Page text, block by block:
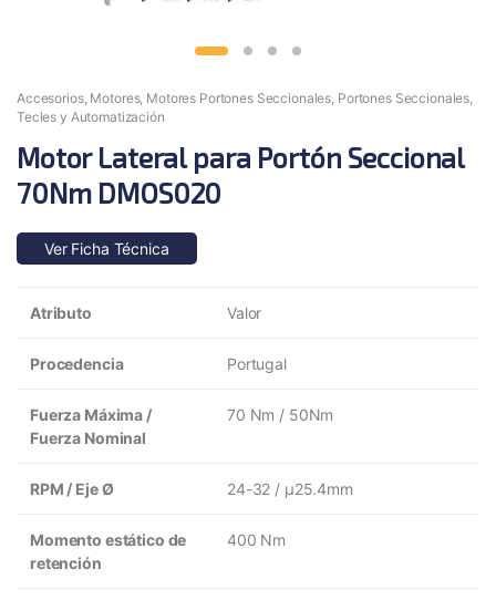
Accesorios, Motores, Motores Portones Seccionales, Portones Seccionales,
Tecles y Automatización
Motor Lateral para Portón Seccional
70Nm DMOS020
Ver Ficha Técnica
Atributo Valor
Procedencia Portugal
Fuerza Máxima /
Fuerza Nominal
70 Nm / 50Nm
RPM / Eje Ø 24-32 / µ25.4mm
Momento estático de
retención
400 Nm